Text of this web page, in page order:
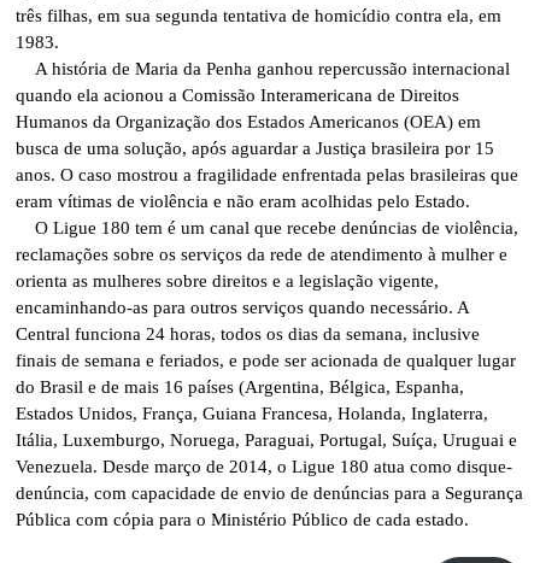
três filhas, em sua segunda tentativa de homicídio contra ela, em
1983.
A história de Maria da Penha ganhou repercussão internacional
quando ela acionou a Comissão Interamericana de Direitos
Humanos da Organização dos Estados Americanos (OEA) em
busca de uma solução, após aguardar a Justiça brasileira por 15
anos. O caso mostrou a fragilidade enfrentada pelas brasileiras que
eram vítimas de violência e não eram acolhidas pelo Estado.
O Ligue 180 tem é um canal que recebe denúncias de violência,
reclamações sobre os serviços da rede de atendimento à mulher e
orienta as mulheres sobre direitos e a legislação vigente,
encaminhando-as para outros serviços quando necessário. A
Central funciona 24 horas, todos os dias da semana, inclusive
finais de semana e feriados, e pode ser acionada de qualquer lugar
do Brasil e de mais 16 países (Argentina, Bélgica, Espanha,
Estados Unidos, França, Guiana Francesa, Holanda, Inglaterra,
Itália, Luxemburgo, Noruega, Paraguai, Portugal, Suíça, Uruguai e
Venezuela. Desde março de 2014, o Ligue 180 atua como disque-
denúncia, com capacidade de envio de denúncias para a Segurança
Pública com cópia para o Ministério Público de cada estado.